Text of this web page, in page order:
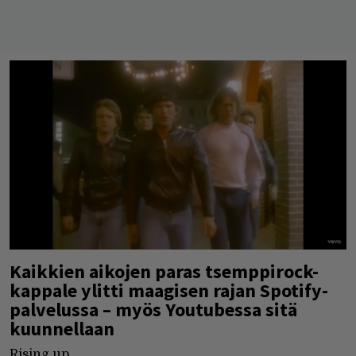
Kaikkien aikojen paras tsemppirock-
kappale ylitti maagisen rajan Spotify-
palvelussa – myös Youtubessa sitä
kuunnellaan